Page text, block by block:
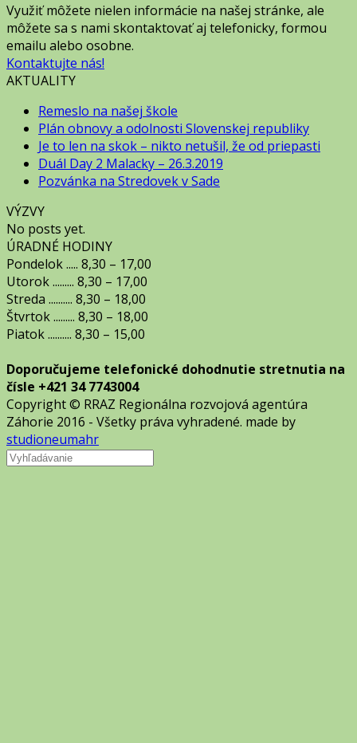
Využiť môžete nielen informácie na našej stránke, ale
môžete sa s nami skontaktovať aj telefonicky, formou
emailu alebo osobne.
Kontaktujte nás!
AKTUALITY
Remeslo na našej škole
Plán obnovy a odolnosti Slovenskej republiky
Je to len na skok – nikto netušil, že od priepasti
Duál Day 2 Malacky – 26.3.2019
Pozvánka na Stredovek v Sade
VÝZVY
No posts yet.
ÚRADNÉ HODINY
Pondelok ..... 8,30 – 17,00
Utorok ......... 8,30 – 17,00
Streda .......... 8,30 – 18,00
Štvrtok ......... 8,30 – 18,00
Piatok .......... 8,30 – 15,00
Doporučujeme telefonické dohodnutie stretnutia na
čísle +421 34 7743004
Copyright © RRAZ Regionálna rozvojová agentúra
Záhorie 2016 - Všetky práva vyhradené. made by
studioneumahr